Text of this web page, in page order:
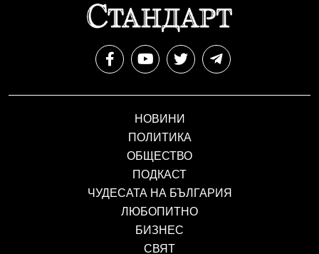
НОВИНИ
ПОЛИТИКА
ОБЩЕСТВО
ПОДКАСТ
ЧУДЕСАТА НА БЪЛГАРИЯ
ЛЮБОПИТНО
БИЗНЕС
СВЯТ